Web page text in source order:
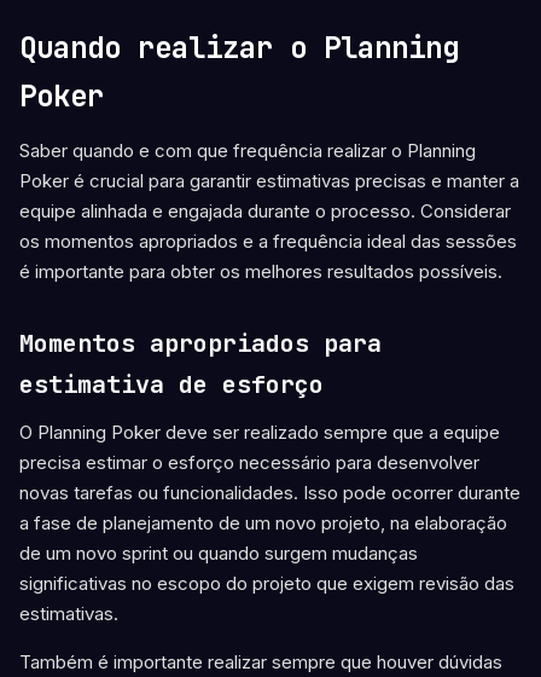
Quando realizar o Planning
Poker
Saber quando e com que frequência realizar o Planning
Poker é crucial para garantir estimativas precisas e manter a
equipe alinhada e engajada durante o processo. Considerar
os momentos apropriados e a frequência ideal das sessões
é importante para obter os melhores resultados possíveis.
Momentos apropriados para
estimativa de esforço
O Planning Poker deve ser realizado sempre que a equipe
precisa estimar o esforço necessário para desenvolver
novas tarefas ou funcionalidades. Isso pode ocorrer durante
a fase de planejamento de um novo projeto, na elaboração
de um novo sprint ou quando surgem mudanças
significativas no escopo do projeto que exigem revisão das
estimativas.
Também é importante realizar sempre que houver dúvidas